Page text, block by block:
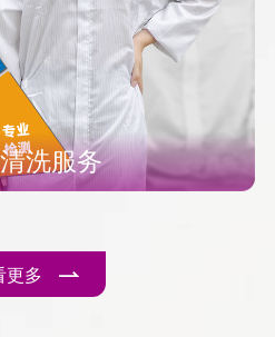
洗服务
更多